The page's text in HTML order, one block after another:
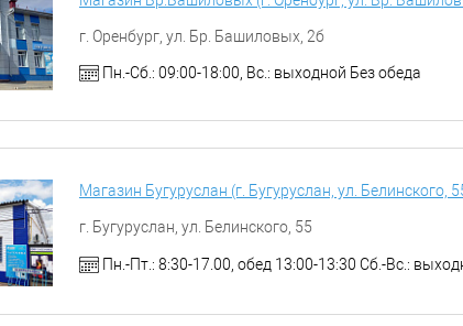
г. Оренбург, ул. Бр. Башиловых, 2б
Пн.-Сб.: 09:00-18:00, Вс.: выходной Без обеда
Магазин Бугуруслан (г. Бугуруслан, ул. Белинского,
г. Бугуруслан, ул. Белинского, 55
Пн.-Пт.: 8:30-17.00, обед 13:00-13:30 Сб.-Вс.: